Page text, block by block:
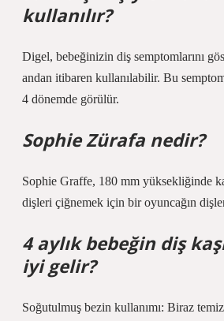
kullanılır?
Digel, bebeğinizin diş semptomlarını
andan itibaren kullanılabilir. Bu
4 dönemde görülür.
Sophie Zürafa nedir?
Sophie Graffe, 180 mm yüksekliğinde
dişleri çiğnemek için bir oyuncağın
4 aylık bebeğin diş
iyi gelir?
Soğutulmuş bezin kullanımı: Biraz